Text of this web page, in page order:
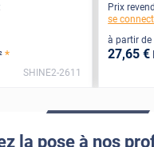
*
SHINE2-2611
Prix
se
à partir de
27,65 €
la pose à nos